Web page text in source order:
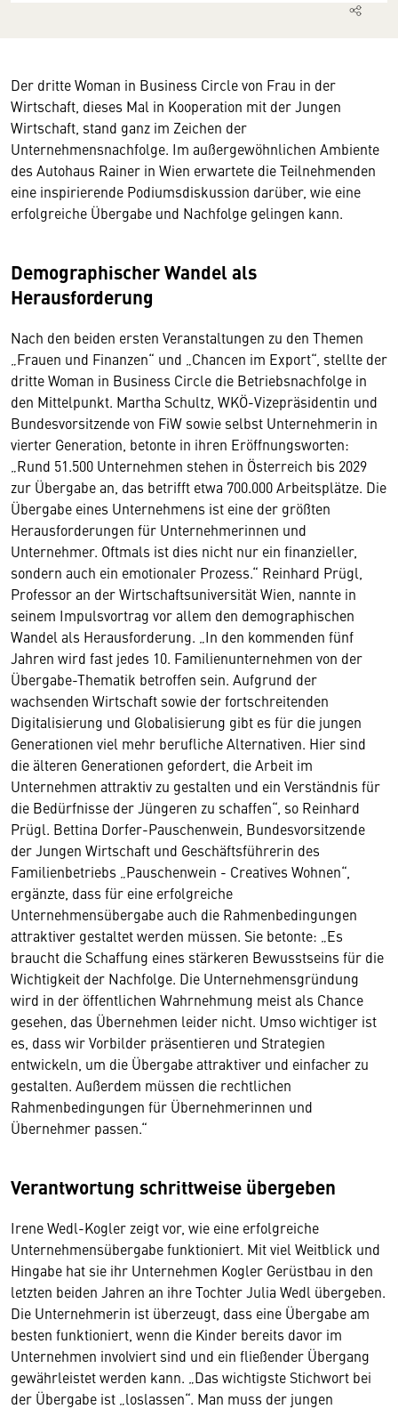
Der dritte Woman in Business Circle von Frau in der
Wirtschaft, dieses Mal in Kooperation mit der Jungen
Wirtschaft, stand ganz im Zeichen der
Unternehmensnachfolge. Im außergewöhnlichen Ambiente
des Autohaus Rainer in Wien erwartete die Teilnehmenden
eine inspirierende Podiumsdiskussion darüber, wie eine
erfolgreiche Übergabe und Nachfolge gelingen kann.
Demographischer Wandel als
Herausforderung
Nach den beiden ersten Veranstaltungen zu den Themen
„Frauen und Finanzen“ und „Chancen im Export“, stellte der
dritte Woman in Business Circle die Betriebsnachfolge in
den Mittelpunkt. Martha Schultz, WKÖ-Vizepräsidentin und
Bundesvorsitzende von FiW sowie selbst Unternehmerin in
vierter Generation, betonte in ihren Eröffnungsworten:
„Rund 51.500 Unternehmen stehen in Österreich bis 2029
zur Übergabe an, das betrifft etwa 700.000 Arbeitsplätze. Die
Übergabe eines Unternehmens ist eine der größten
Herausforderungen für Unternehmerinnen und
Unternehmer. Oftmals ist dies nicht nur ein finanzieller,
sondern auch ein emotionaler Prozess.“ Reinhard Prügl,
Professor an der Wirtschaftsuniversität Wien, nannte in
seinem Impulsvortrag vor allem den demographischen
Wandel als Herausforderung. „In den kommenden fünf
Jahren wird fast jedes 10. Familienunternehmen von der
Übergabe-Thematik betroffen sein. Aufgrund der
wachsenden Wirtschaft sowie der fortschreitenden
Digitalisierung und Globalisierung gibt es für die jungen
Generationen viel mehr berufliche Alternativen. Hier sind
die älteren Generationen gefordert, die Arbeit im
Unternehmen attraktiv zu gestalten und ein Verständnis für
die Bedürfnisse der Jüngeren zu schaffen“, so Reinhard
Prügl. Bettina Dorfer-Pauschenwein, Bundesvorsitzende
der Jungen Wirtschaft und Geschäftsführerin des
Familienbetriebs „Pauschenwein - Creatives Wohnen“,
ergänzte, dass für eine erfolgreiche
Unternehmensübergabe auch die Rahmenbedingungen
attraktiver gestaltet werden müssen. Sie betonte: „Es
braucht die Schaffung eines stärkeren Bewusstseins für die
Wichtigkeit der Nachfolge. Die Unternehmensgründung
wird in der öffentlichen Wahrnehmung meist als Chance
gesehen, das Übernehmen leider nicht. Umso wichtiger ist
es, dass wir Vorbilder präsentieren und Strategien
entwickeln, um die Übergabe attraktiver und einfacher zu
gestalten. Außerdem müssen die rechtlichen
Rahmenbedingungen für Übernehmerinnen und
Übernehmer passen.“
Verantwortung schrittweise übergeben
Irene Wedl-Kogler zeigt vor, wie eine erfolgreiche
Unternehmensübergabe funktioniert. Mit viel Weitblick und
Hingabe hat sie ihr Unternehmen Kogler Gerüstbau in den
letzten beiden Jahren an ihre Tochter Julia Wedl übergeben.
Die Unternehmerin ist überzeugt, dass eine Übergabe am
besten funktioniert, wenn die Kinder bereits davor im
Unternehmen involviert sind und ein fließender Übergang
gewährleistet werden kann. „Das wichtigste Stichwort bei
der Übergabe ist „loslassen“. Man muss der jungen